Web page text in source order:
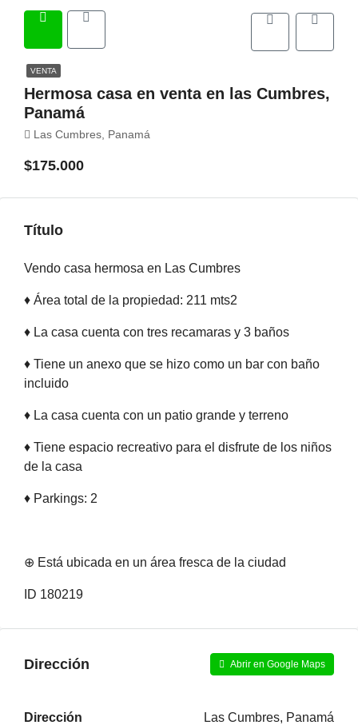
VENTA
Hermosa casa en venta en las Cumbres,
Panamá
Las Cumbres, Panamá
$175.000
Título
Vendo casa hermosa en Las Cumbres
♦ Área total de la propiedad: 211 mts2
♦ La casa cuenta con tres recamaras y 3 baños
♦ Tiene un anexo que se hizo como un bar con baño
incluido
♦ La casa cuenta con un patio grande y terreno
♦ Tiene espacio recreativo para el disfrute de los niños
de la casa
♦ Parkings: 2
⊕ Está ubicada en un área fresca de la ciudad
ID 180219
Dirección Abrir en Google Maps
Dirección Las Cumbres, Panamá